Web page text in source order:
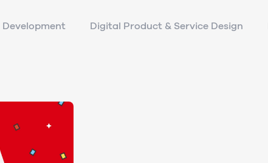
Development Digital Product & Service Design